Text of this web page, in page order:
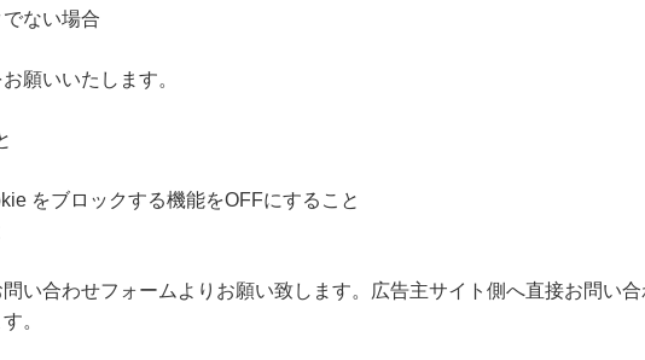
ない場合
願いいたします。
をブロックする機能をOFFにすること
い合わせフォームよりお願い致します。広告主サイト側へ直接お問い合
。